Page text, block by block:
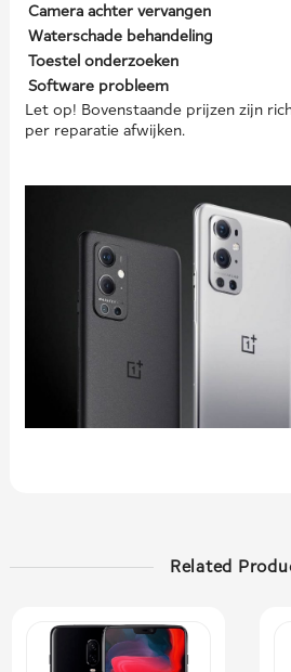
Camera achter vervangen
Waterschade behandeling
Toestel onderzoeken
Software probleem
Let op! Bovenstaande prijzen zijn
per reparatie afwijken.
Related